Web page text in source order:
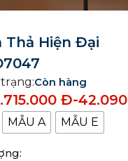
Thả Hiện Đại
Còn hàng
Đ-
MẪU A MẪU E